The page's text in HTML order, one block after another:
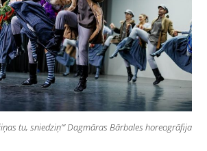
tu, sniedziņ’” Dagmāras Bārbales horeogrāfija